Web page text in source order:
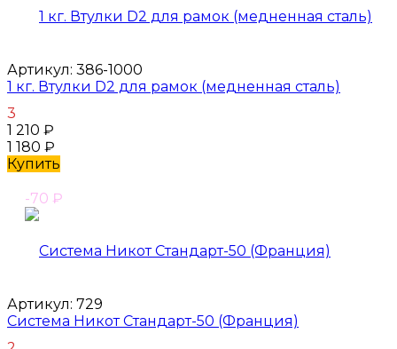
Артикул: 386-1000
1 кг. Втулки D2 для рамок (медненная сталь)
3
1 210 ₽
1 180 ₽
Купить
-70 ₽
Артикул: 729
Система Никот Стандарт-50 (Франция)